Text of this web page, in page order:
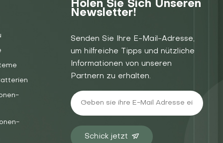
Holen Sie Sich Unseren
Newsletter!
Senden Sie Ihre E-Mail-Adresse,
um hilfreiche Tipps und nützliche
Informationen von unseren
Partnern zu erhalten.
Schick jetzt